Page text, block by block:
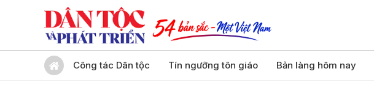
Công tác Dân tộc Tín ngưỡng tôn giáo Bản làng hôm nay